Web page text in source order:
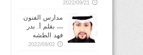
2022/09/21
مدارس الفنون
،،، بقلم أ. بدر
فهد الطشه
2022/09/02